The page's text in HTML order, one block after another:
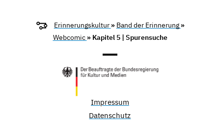
Erinnerungskultur » Band der Erinnerung »
Webcomic » Kapitel 5 | Spurensuche
Impressum
Datenschutz